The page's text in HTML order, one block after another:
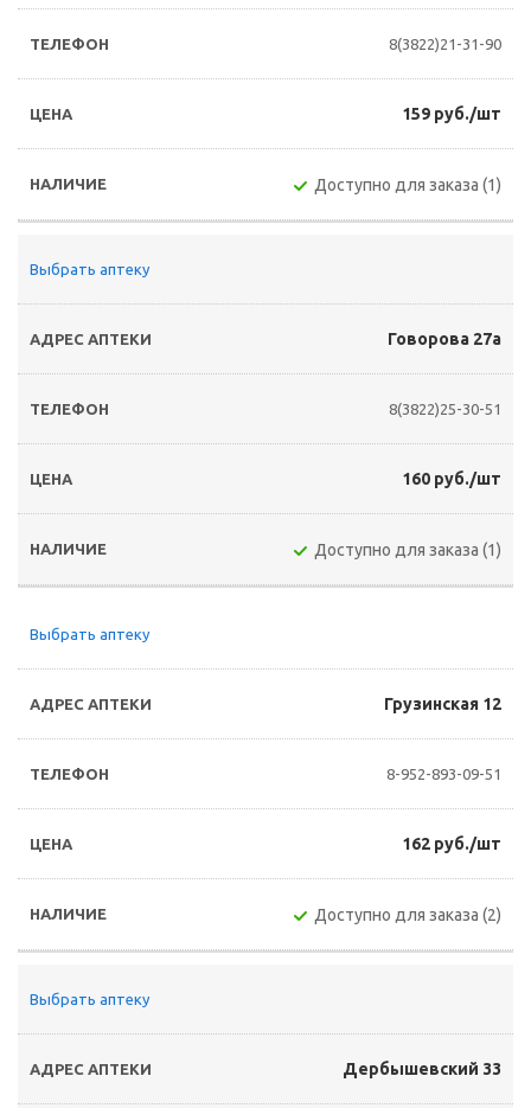
8(3822)21-31-90
159 руб./шт
Доступно для заказа (1)
Выбрать аптеку
Говорова 27а
8(3822)25-30-51
160 руб./шт
Доступно для заказа (1)
Выбрать аптеку
Грузинская 12
8-952-893-09-51
162 руб./шт
Доступно для заказа (2)
Выбрать аптеку
Дербышевский 33